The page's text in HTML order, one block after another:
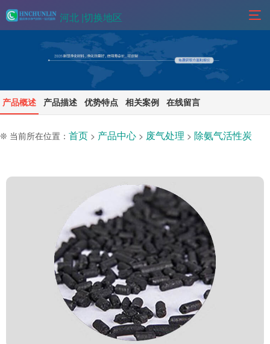
河北 |切换地区
产品概述 产品描述 优势特点 相关案例 在线留言
❊ 当前所在位置： 首页 > 产品中心 > 废气处理 > 除氨气活性炭